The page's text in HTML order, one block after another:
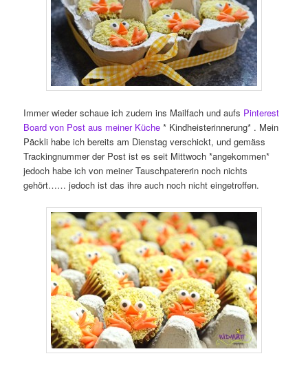
Immer wieder schaue ich zudem ins Mailfach und aufs Pinterest
Board von Post aus meiner Küche * Kindheisterinnerung* . Mein
Päckli habe ich bereits am Dienstag verschickt, und gemäss
Trackingnummer der Post ist es seit Mittwoch *angekommen*
jedoch habe ich von meiner Tauschpatererin noch nichts
gehört…… jedoch ist das ihre auch noch nicht eingetroffen.